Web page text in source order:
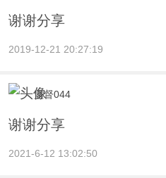
谢谢分享
2019-12-21 20:27:19
监督044
谢谢分享
2021-6-12 13:02:50